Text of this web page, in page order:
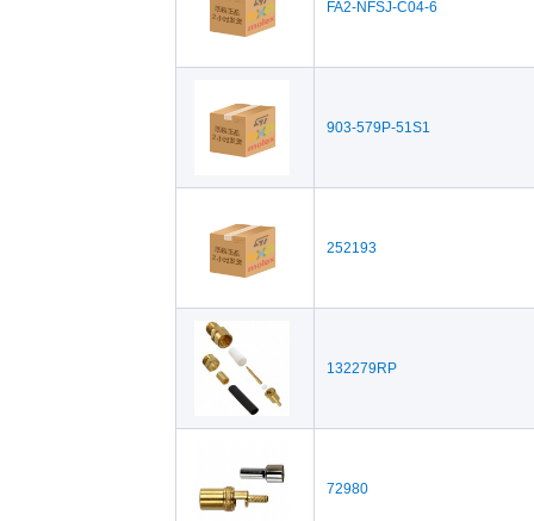
FA2-NFSJ-C04-6
903-579P-51S1
252193
132279RP
72980